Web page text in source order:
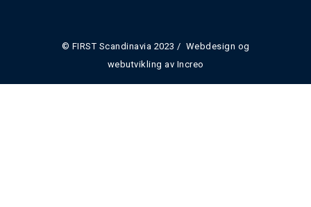
© FIRST Scandinavia 2023 / Webdesign og
webutvikling av Increo